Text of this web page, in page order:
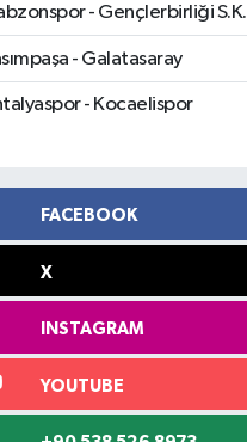
- Gençlerbirliği S.K.
- Galatasaray
- Kocaelispor
FACEBOOK
X
INSTAGRAM
YOUTUBE